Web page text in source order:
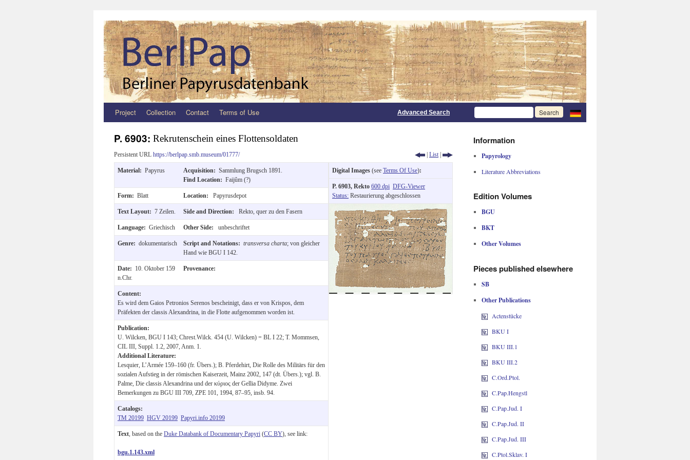
Zum
springen
Project Collection Contact Terms of Use Advanced Search
P. 6903: Rekrutenschein eines Flottensoldaten
Persistent URL https://berlpap.smb.museum/01777/ | List |
Material: Papyrus Acquisition: Sammlung Brugsch 1891.
Find Location: Faijûm (?)
Form: Blatt Location: Papyrusdepot
Text Layout: 7 Zeilen. Side and Direction: Rekto, quer zu den Fasern
Language: Griechisch Other Side: unbeschriftet
Genre: dokumentarisch Script and Notations: transversa charta; von gleicher
Hand wie BGU I 142.
Date: 10. Oktober 159
n.Chr.
Provenance:
Content:
Es wird dem Gaios Petronios Serenos bescheinigt, dass er von Krispos, dem
Präfekten der classis Alexandrina, in die Flotte aufgenommen worden ist.
Publication:
U. Wilcken, BGU I 143; Chrest.Wilck. 454 (U. Wilcken) = BL I 22; T. Mommsen,
CIL III, Suppl. 1.2, 2007, Anm. 1.
Additional Literature:
Lesquier, L’Armée 159–160 (fr. Übers.); B. Pferdehirt, Die Rolle des Militärs für den
sozialen Aufstieg in der römischen Kaiserzeit, Mainz 2002, 147 (dt. Übers.); vgl. B.
Palme, Die classis Alexandrina und der κύριος der Gellia Didyme. Zwei
Bemerkungen zu BGU III 709, ZPE 101, 1994, 87–95, insb. 94.
Catalogs:
TM 20199 HGV 20199 Papyri.info 20199
Text , based on the Duke Databank of Documentary Papyri (CC BY), see link:
bgu.1.143.xml
Digital Images (see Terms Of Use):
P. 6903, Rekto 600 dpi DFG-Viewer
Status: Restaurierung abgeschlossen
Information
Papyrology
Literature Abbreviations
Edition Volumes
BGU
BKT
Other Volumes
Pieces published elsewhere
SB
Other Publications
Actenstücke
BKU I
BKU III.1
BKU III.2
C.Ord.Ptol.
C.Pap.Hengstl
C.Pap.Jud. I
C.Pap.Jud. II
C.Pap.Jud. III
C.Ptol.Sklav. I